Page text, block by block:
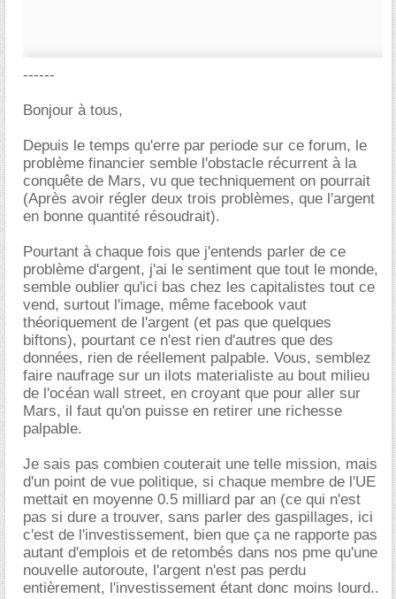
------
Bonjour à tous,
Depuis le temps qu'erre par periode sur ce forum, le
problème financier semble l'obstacle récurrent à la
conquête de Mars, vu que techniquement on pourrait
(Après avoir régler deux trois problèmes, que l'argent
en bonne quantité résoudrait).
Pourtant à chaque fois que j'entends parler de ce
problème d'argent, j'ai le sentiment que tout le monde,
semble oublier qu'ici bas chez les capitalistes tout ce
vend, surtout l'image, même facebook vaut
théoriquement de l'argent (et pas que quelques
biftons), pourtant ce n'est rien d'autres que des
données, rien de réellement palpable. Vous, semblez
faire naufrage sur un ilots materialiste au bout milieu
de l'océan wall street, en croyant que pour aller sur
Mars, il faut qu'on puisse en retirer une richesse
palpable.
Je sais pas combien couterait une telle mission, mais
d'un point de vue politique, si chaque membre de l'UE
mettait en moyenne 0.5 milliard par an (ce qui n'est
pas si dure a trouver, sans parler des gaspillages, ici
c'est de l'investissement, bien que ça ne rapporte pas
autant d'emplois et de retombés dans nos pme qu'une
nouvelle autoroute, l'argent n'est pas perdu
entièrement, l'investissement étant donc moins lourd..